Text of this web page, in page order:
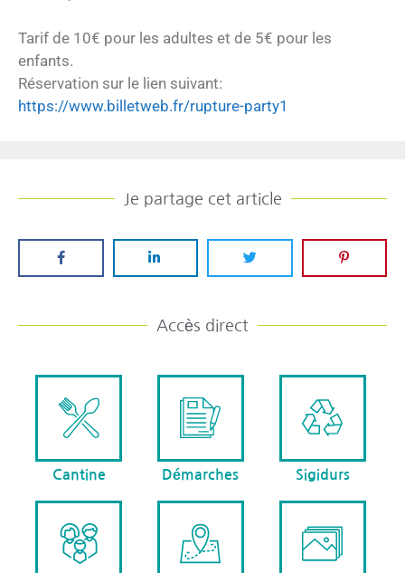
Tarif de 10€ pour les adultes et de 5€ pour les
enfants.
Réservation sur le lien suivant:
https://www.billetweb.fr/rupture-party1
Je partage cet article
Accès direct
Cantine Démarches Sigidurs